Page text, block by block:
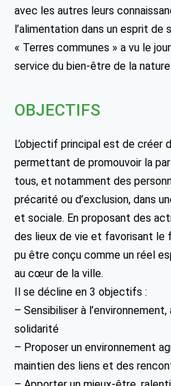
avec les autres leurs
l’alimentation dans un esprit de
« Terres communes » a vu le
service du bien-être de la
OBJECTIFS
L’objectif principal est de créer
permettant de promouvoir la
tous, et notamment des
précarité ou d’exclusion, dans
et sociale. En proposant des
des lieux de vie et favorisant le
pu être conçu comme un réel
au cœur de la ville.
Il se décline en 3 objectifs :
– Sensibiliser à
solidarité
– Proposer un environnement
maintien des liens et des